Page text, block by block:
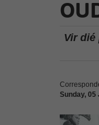
Vir
Sunday, 05